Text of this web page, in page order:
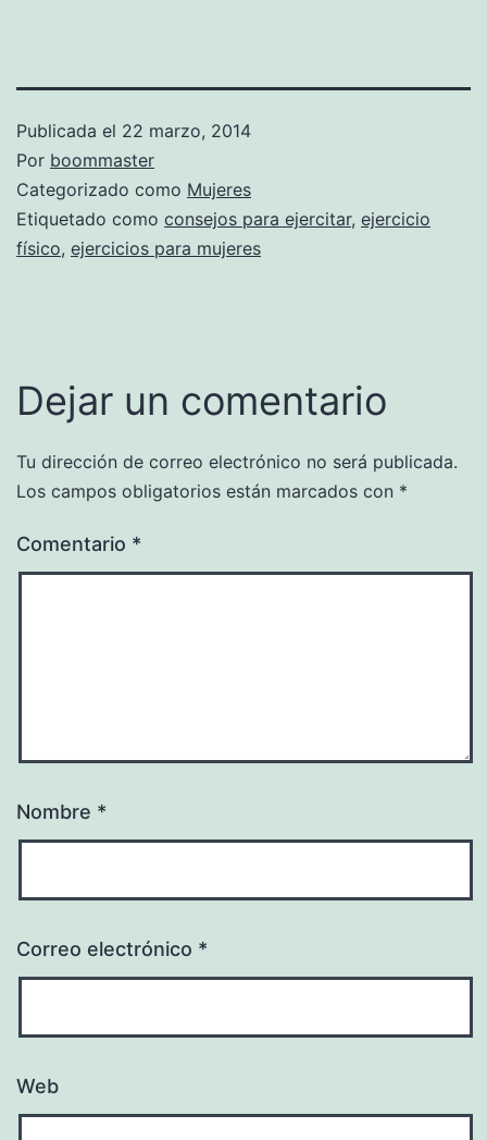
Publicada el 22 marzo, 2014
Por boommaster
Categorizado como Mujeres
Etiquetado como consejos para ejercitar, ejercicio
físico, ejercicios para mujeres
Dejar un comentario
Tu dirección de correo electrónico no será publicada.
Los campos obligatorios están marcados con *
Comentario *
Nombre *
Correo electrónico *
Web